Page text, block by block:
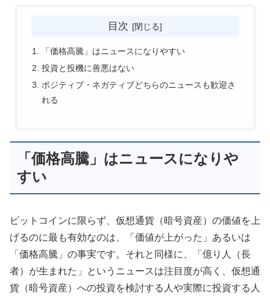
目次
「価格高騰」はニュースになりやすい
投資と投機に善悪はない
ポジティブ・ネガティブどちらのニュースも歓迎さ
れる
「価格高騰」はニュースになりや
すい
ビットコインに限らず、仮想通貨（暗号資産）の価値を上
げるのに最も有効なのは、「価値が上がった」あるいは
「価格高騰」の事実です。それと同様に、「億り人（長
者）が生まれた」というニュースは注目度が高く、仮想通
貨（暗号資産）への投資を検討する人や実際に投資する人